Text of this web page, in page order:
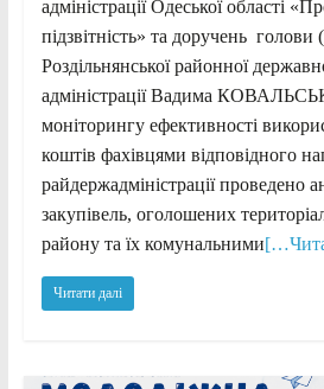
адміністрації Одеської області
підзвітність» та доручень голови
Роздільнянської районної
адміністрації Вадима
моніторингу ефективності
коштів фахівцями відповідного
райдержадміністрації проведено
закупівель, оголошених
району та їх комунальними
Читати далі